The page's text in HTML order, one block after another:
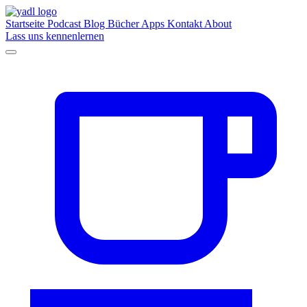
Startseite Podcast Blog BücherApps Kontakt About
Lass uns kennenlernen